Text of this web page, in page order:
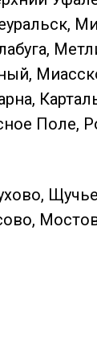
Поле,